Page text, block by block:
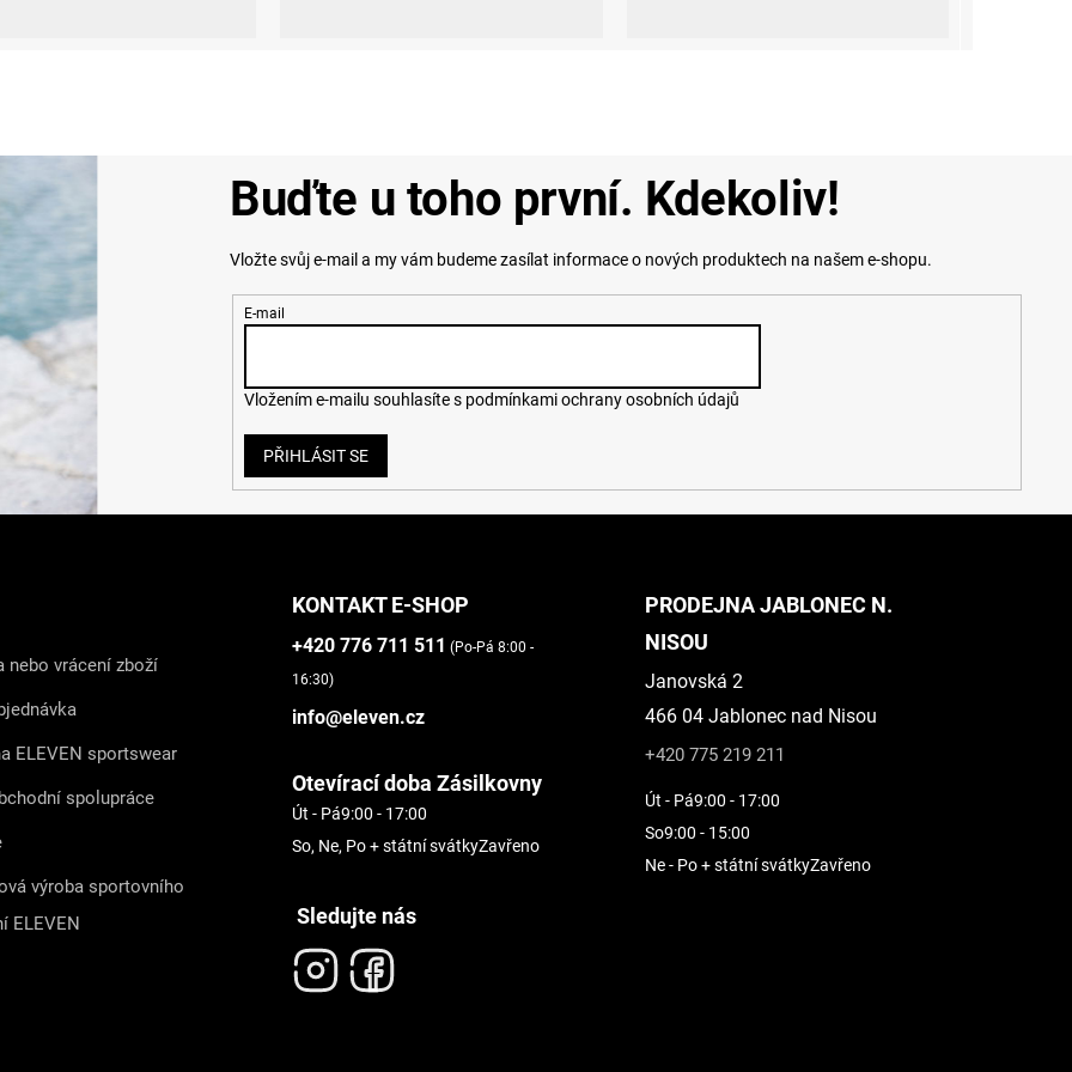
Buďte u toho první. Kdekoliv!
Vložte svůj e-mail a my vám budeme zasílat informace o nových produktech na našem e-shopu.
E-mail
Vložením e-mailu souhlasíte s podmínkami ochrany osobních údajů
PŘIHLÁSIT SE
nebo vrácení zboží
ELEVEN sportswear
spolupráce
výroba sportovního
ELEVEN
KONTAKT E-SHOP
+420 776 711 511 (Po-Pá 8:00 -
16:30)
info@eleven.cz
Otevírací doba Zásilkovny
Út - Pá9:00 - 17:00
So, Ne, Po + státní svátkyZavřeno
Sledujte nás
PRODEJNA JABLONEC N.
NISOU
Janovská 2
466 04 Jablonec nad Nisou
+420 775 219 211
Út - Pá9:00 - 17:00
So9:00 - 15:00
Ne - Po + státní svátkyZavřeno